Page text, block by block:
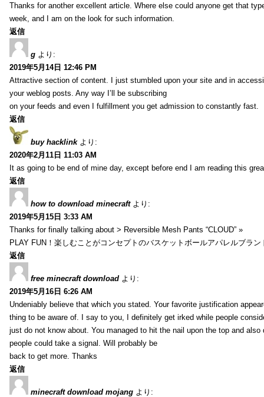
Thanks for another excellent article. Where else could anyone get that
week, and I am on the look for such information.
返信
g より:
2019年5月14日 12:46 PM
Attractive section of content. I just stumbled upon your site and in
your weblog posts. Any way I’ll be subscribing
on your feeds and even I fulfillment you get admission to constantly fast.
返信
buy hacklink より:
2020年2月11日 11:03 AM
It as going to be end of mine day, except before end I am reading this
返信
how to download minecraft より:
2019年5月15日 3:33 AM
Thanks for finally talking about > Reversible Mesh Pants “CLOUD” »
PLAY FUN！楽しむことがコンセプトのバスケットボールアパレルブラ
返信
free minecraft download より:
2019年5月16日 6:26 AM
Undeniably believe that which you stated. Your favorite justification
thing to be aware of. I say to you, I definitely get irked while people
just do not know about. You managed to hit the nail upon the top and
people could take a signal. Will probably be
back to get more. Thanks
返信
minecraft download mojang より: